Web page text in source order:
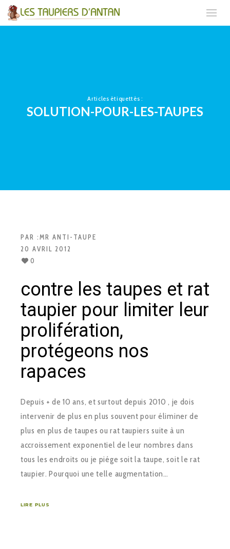
Articles étiquettés :
SOLUTION-POUR-LES-TAUPES
PAR :MR ANTI-TAUPE
20 AVRIL 2012
0
contre les taupes et rat
taupier pour limiter leur
prolifération,
protégeons nos
rapaces
Depuis + de 10 ans, et surtout depuis 2010 , je dois
intervenir de plus en plus souvent pour éliminer de
plus en plus de taupes ou rat taupiers suite à un
accroissement exponentiel de leur nombres dans
tous les endroits ou je piége soit la taupe, soit le rat
taupier. Pourquoi une telle augmentation…
LIRE PLUS